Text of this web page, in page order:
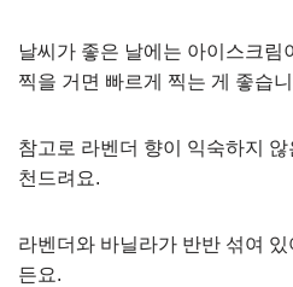
날씨가 좋은 날에는 아이스크림
찍을 거면 빠르게 찍는 게 좋습
참고로 라벤더 향이 익숙하지
천드려요.
라벤더와 바닐라가 반반 섞여
든요.